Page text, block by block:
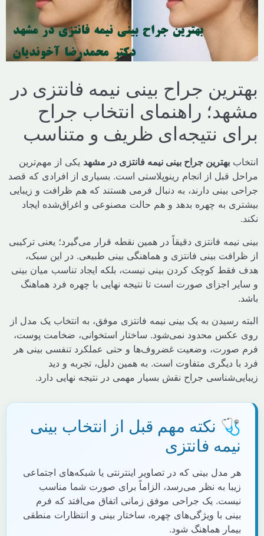
جراح بینی نیمه فانتزی در
راهنمای انتخاب جراح
نتیجه‌ای ظریف و متناسب
بهترین جراح بینی نیمه فانتزی در مشهد یکی از مهم‌ترین
قبل از انجام رینوپلاستی است. بسیاری از افرادی که قصد
بینی دارند، به دنبال فرمی هستند که هم ظرافت و زیبایی
به چهره بدهد و هم حالت مصنوعی و اغراق‌شده ایجاد
فانتزی دقیقاً در همین نقطه قرار می‌گیرد؛ یعنی ترکیبی
بینی فانتزی و هماهنگی بینی طبیعی. در این سبک،
کوچک کردن بینی نیست، بلکه ایجاد تناسب میان بینی
اجزای صورت است تا نتیجه نهایی با چهره فرد هماهنگ
رسیدن به یک بینی نیمه فانتزی موفق، به انتخاب یک مدل از
محدود نمی‌شود. ساختار استخوانی، ضخامت پوست،
وضعیت غضروف‌ها و حتی عملکرد تنفسی بینی هر
دیگری متفاوت است. به همین دلیل، تجربه و دید
جراح نقش بسیار مهمی در نتیجه نهایی دارد.
نکته مهم قبل از انتخاب بینی
فانتزی
مدل بینی که در تصاویر اینترنتی یا شبکه‌های اجتماعی
به نظر می‌رسد، الزاماً برای صورت شما مناسب
یک جراحی موفق زمانی اتفاق می‌افتد که فرم
با ویژگی‌های چهره، ساختار بینی و انتظارات منطقی
هماهنگ شود.